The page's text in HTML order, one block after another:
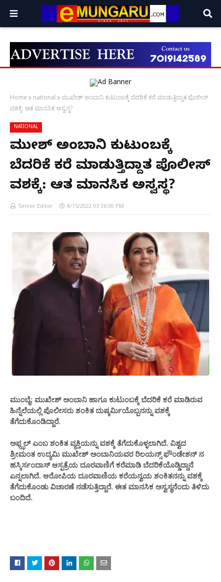
Home national
ಮುಖೇಶ್ ಅಂಬಾನಿ ಕುಟುಂಬಕ್ಕೆ ಬೆದರಿಕೆ ಕರೆ ಮಾಡುತ್ತಿದ್ದಾತ ಪೊಲೀಸ್
ವಶಕ್ಕೆ: ಆತ ಮಾನಸಿಕ ಅಸ್ವಸ್ಥ?
NATIONAL
ಮುಖೇಶ್ ಅಂಬಾನಿ ಕುಟುಂಬಕ್ಕೆ
ಬೆದರಿಕೆ ಕರೆ ಮಾಡುತ್ತಿದ್ದಾತ ಪೊಲೀಸ್
ವಶಕ್ಕೆ: ಆತ ಮಾನಸಿಕ ಅಸ್ವಸ್ಥ?
Senior Editor 8/15/2022 03:36:00 PM
ಮುಂಬೈ: ಮುಖೇಶ್ ಅಂಬಾನಿ ಹಾಗೂ ಕುಟುಂಬಕ್ಕೆ ಬೆದರಿಕೆ ಕರೆ ಮಾಡಿರುವ
ಹಿನ್ನೆಲೆಯಲ್ಲಿ ಪೊಲೀಸರು ಶಂಕಿತ ದುಷ್ಕರ್ಮಿಯೊಬ್ಬನನ್ನು ವಶಕ್ಕೆ
ತೆಗೆದುಕೊಂಡಿದ್ದಾರೆ.
ಅಫ್ಝಲ್ ಎಂಬ ಶಂಕಿತ ವ್ಯಕ್ತಿಯನ್ನು ವಶಕ್ಕೆ ತೆಗೆದುಕೊಳ್ಳಲಾಗಿದೆ. ವಿಶ್ವದ
ಶ್ರೀಮಂತ ಉದ್ಯಮಿ ಮುಖೇಶ್ ಅಂಬಾನಿಯವರ ರಿಲಯನ್ಸ್ ಫೌಂಡೇಶನ್ ನ
ಹಸ್ಕಿರ್ಸಂದಾಸ್ ಆಸ್ಪತ್ರೆಯ ದೂರವಾಣಿಗೆ ಕರೆಮಾಡಿ ಬೆದರಿಕೆಯೊಡ್ಡಿದ್ದಾನೆ
ಎನ್ನಲಾಗಿದೆ. ಆರೋಪಿಯ ದೂರವಾಣಿಯ ಕರೆಯನ್ವಯ ಶಂಕಿತನನ್ನು ವಶಕ್ಕೆ
ತೆಗೆದುಕೊಂಡು ವಿಚಾರಣೆ ನಡೆಸುತ್ತಿದ್ದಾರೆ. ಈತ ಮಾನಸಿಕ ಅಸ್ವಸ್ಥನೆಂದು ತಿಳಿದು
ಬಂದಿದೆ.